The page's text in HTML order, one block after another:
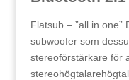
Flatsub – ”all in
subwoofer som
stereoförstärkare för